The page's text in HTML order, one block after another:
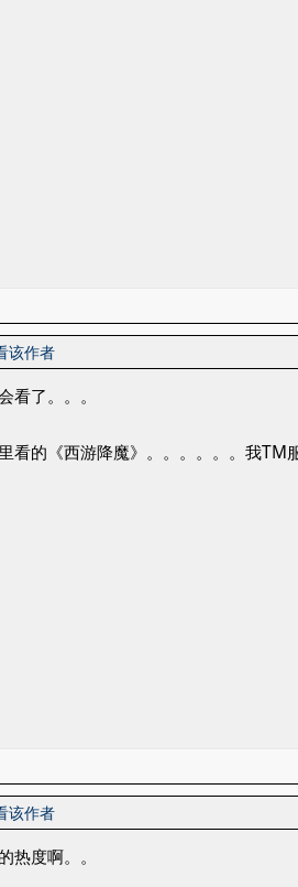
该作者
看了。。。
看的《西游降魔》。。。。。。我TM
该作者
热度啊。。